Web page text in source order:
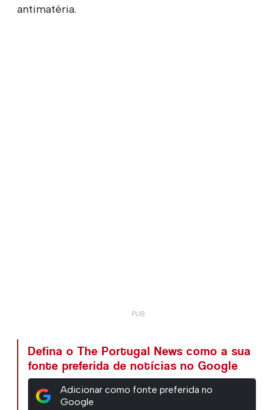
antimatéria.
Defina o The Portugal News como a sua
fonte preferida de notícias no Google
Adicionar como fonte preferida no
Google